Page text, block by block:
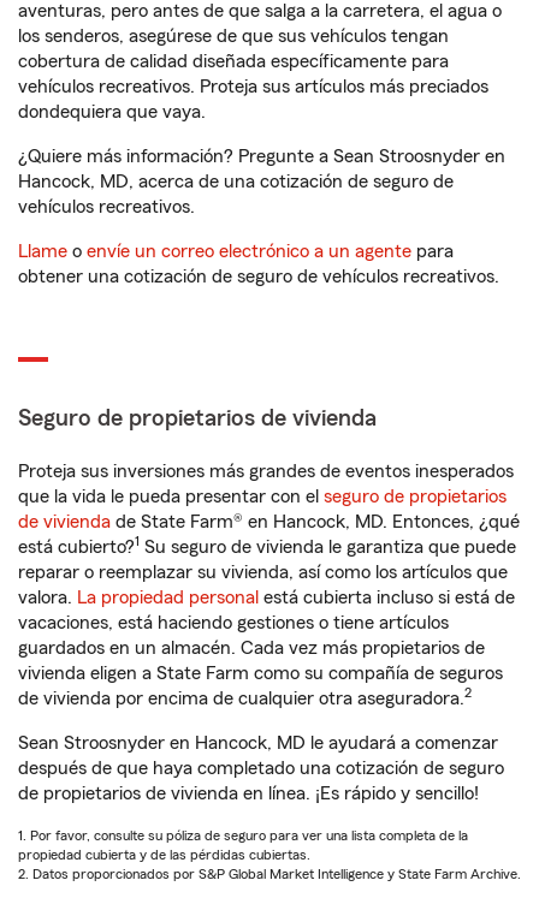
aventuras, pero antes de que salga a la carretera, el agua o
los senderos, asegúrese de que sus vehículos tengan
cobertura de calidad diseñada específicamente para
vehículos recreativos. Proteja sus artículos más preciados
dondequiera que vaya.
¿Quiere más información? Pregunte a Sean Stroosnyder en
Hancock, MD, acerca de una cotización de seguro de
vehículos recreativos.
Llame o envíe un correo electrónico a un agente para
obtener una cotización de seguro de vehículos recreativos.
Seguro de propietarios de vivienda
Proteja sus inversiones más grandes de eventos inesperados
que la vida le pueda presentar con el seguro de propietarios
de vivienda de State Farm® en Hancock, MD. Entonces, ¿qué
está cubierto?1 Su seguro de vivienda le garantiza que puede
reparar o reemplazar su vivienda, así como los artículos que
valora. La propiedad personal está cubierta incluso si está de
vacaciones, está haciendo gestiones o tiene artículos
guardados en un almacén. Cada vez más propietarios de
vivienda eligen a State Farm como su compañía de seguros
de vivienda por encima de cualquier otra aseguradora.2
Sean Stroosnyder en Hancock, MD le ayudará a comenzar
después de que haya completado una cotización de seguro
de propietarios de vivienda en línea. ¡Es rápido y sencillo!
1. Por favor, consulte su póliza de seguro para ver una lista completa de la
propiedad cubierta y de las pérdidas cubiertas.
2. Datos proporcionados por S&P Global Market Intelligence y State Farm Archive.